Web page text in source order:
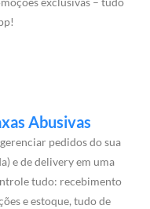
Abusivas
pedidos do sua
e de delivery em uma
tudo: recebimento
e estoque, tudo de